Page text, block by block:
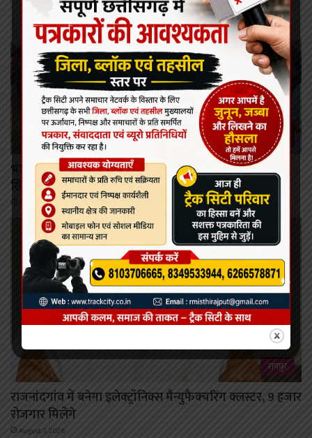
कोरबा
भाला फेंक दिवस पर सभापति नूतन सिंह ठाकुर ने बढ़ाया
खिलाड़ियों का उत्साह, विजेताओं को किया सम्मानित
August 7, 2026
रायपुर
राजनांदगांव में बनेगा इलेक्ट्रॉनिक्स मैन्युफैक्चरिंग क्लस्टर, 9 हजार
रोजगार मिलेंगे
August 7, 2026